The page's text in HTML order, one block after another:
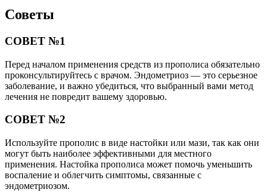
Советы
СОВЕТ №1
Перед началом применения средств из прополиса обязательно
проконсультируйтесь с врачом. Эндометриоз — это серьезное
заболевание, и важно убедиться, что выбранный вами метод
лечения не повредит вашему здоровью.
СОВЕТ №2
Используйте прополис в виде настойки или мази, так как они
могут быть наиболее эффективными для местного
применения. Настойка прополиса может помочь уменьшить
воспаление и облегчить симптомы, связанные с
эндометриозом.